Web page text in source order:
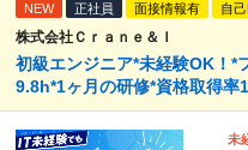
NEW 正社員 面接情報有 自
株式会社Ｃｒａｎｅ＆Ｉ
初級エンジニア*未経験OK！*
9.8h*1ヶ月の研修*資格取得率
未